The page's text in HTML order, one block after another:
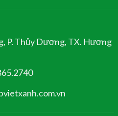
P. Thủy Dương, TX. Hương